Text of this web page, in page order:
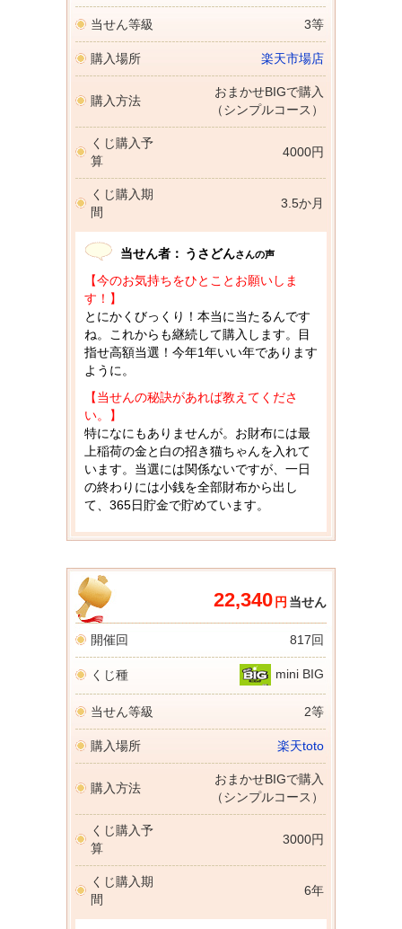
当せん等級 3等
購入場所 楽天市場店
購入方法
おまかせBIGで購入
（シンプルコース）
くじ購入予
算
4000円
くじ購入期
間
3.5か月
当せん者： うさどんさんの声
【今のお気持ちをひとことお願いしま
す！】
とにかくびっくり！本当に当たるんです
ね。これからも継続して購入します。目
指せ高額当選！今年1年いい年であります
ように。
【当せんの秘訣があれば教えてくださ
い。】
特になにもありませんが。お財布には最
上稲荷の金と白の招き猫ちゃんを入れて
います。当選には関係ないですが、一日
の終わりには小銭を全部財布から出し
て、365日貯金で貯めています。
22,340 円 当せん
開催回 817回
くじ種 mini BIG
当せん等級 2等
購入場所 楽天toto
購入方法
おまかせBIGで購入
（シンプルコース）
くじ購入予
算
3000円
くじ購入期
間
6年